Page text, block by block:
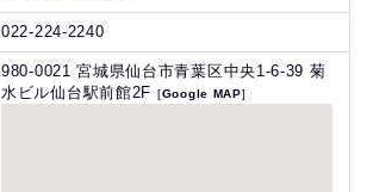
022-224-2240
980-0021 宮城県仙台市青葉区中央1-6-39 菊
水ビル仙台駅前館2F
Google MAP